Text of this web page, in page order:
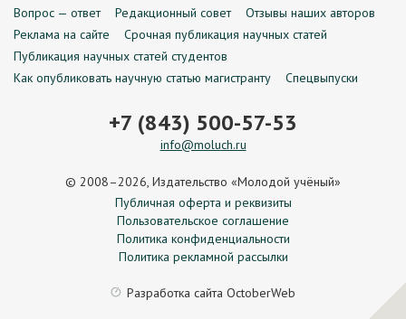
Вопрос — ответ Редакционный совет
Отзывы наших авторов
Реклама на сайте
Срочная публикация научных статей
Публикация научных статей студентов
Как опубликовать научную статью магистранту
Спецвыпуски
+7 (843) 500-57-53
info@moluch.ru
© 2008–2026, Издательство «Молодой учёный»
Публичная оферта и реквизиты
Пользовательское соглашение
Политика конфиденциальности
Политика рекламной рассылки
Разработка сайта OctoberWeb